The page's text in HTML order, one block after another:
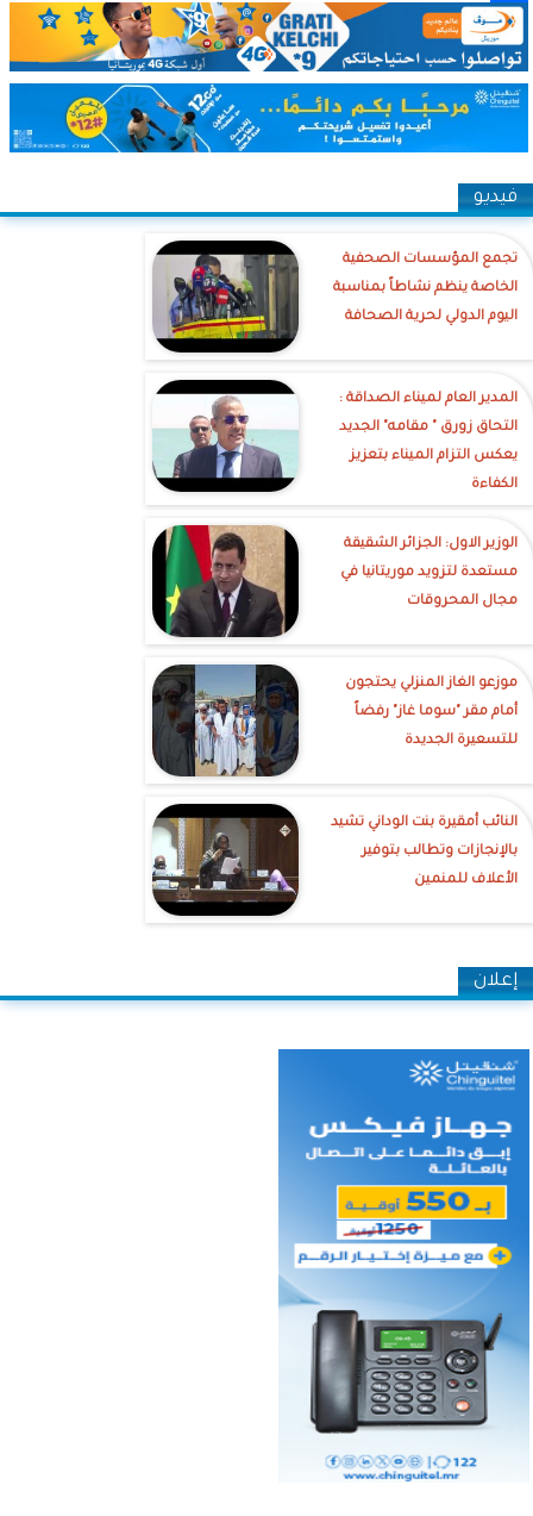
Share
فيديو
تجمع المؤسسات الصحفية
الخاصة ينظم نشاطاً بمناسبة
اليوم الدولي لحرية الصحافة
‎المدير العام لميناء الصداقة :
التحاق زورق " مقامه" الجديد
يعكس التزام الميناء بتعزيز
الكفاءة
الوزير الاول: الجزائر الشقيقة
مستعدة لتزويد موريتانيا في
مجال المحروقات
موزعو الغاز المنزلي يحتجون
أمام مقر "سوما غاز" رفضاً
للتسعيرة الجديدة
النائب أمقيرة بنت الوداني تشيد
بالإنجازات وتطالب بتوفير
الأعلاف للمنمين
إعلان